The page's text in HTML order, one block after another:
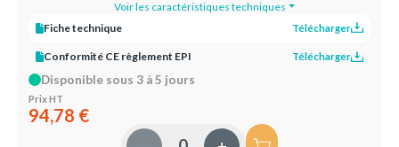
Voir les caractéristiques techniques
Fiche technique
Télécharger
Conformité CE règlement EPI Télécharger
Disponible sous 3 à 5 jours
Prix HT
94,78 €